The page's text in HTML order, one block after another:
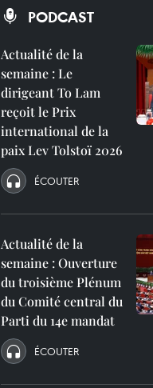
PODCAST
Actualité de la
semaine : Le
dirigeant To Lam
reçoit le Prix
international de la
paix Lev Tolstoï 2026
ÉCOUTER
Actualité de la
semaine : Ouverture
du troisième Plénum
du Comité central du
Parti du 14e mandat
ÉCOUTER